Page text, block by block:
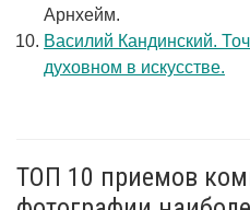
Арнхейм.
Василий Кандинский.
духовном в искусстве.
ТОП 10 приемов